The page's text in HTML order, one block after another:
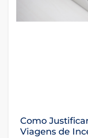
Como
Viagens de